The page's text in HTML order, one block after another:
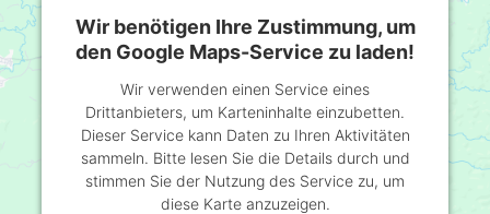
Wir benötigen Ihre Zustimmung, um
den Google Maps-Service zu laden!
Wir verwenden einen Service eines
Drittanbieters, um Karteninhalte einzubetten.
Dieser Service kann Daten zu Ihren Aktivitäten
sammeln. Bitte lesen Sie die Details durch und
stimmen Sie der Nutzung des Service zu, um
diese Karte anzuzeigen.